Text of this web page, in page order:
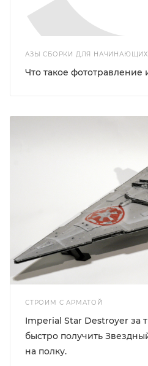
АЗЫ СБОРКИ ДЛЯ НАЧИНАЮЩИХ
Что такое фототравление
СТРОИМ С АРМАТОЙ
Imperial Star Destroyer за
быстро получить
на полку.